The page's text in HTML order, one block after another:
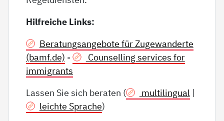
Hilfreiche Links:
Beratungsangebote für Zugewanderte
(bamf.de) -
Counselling services for
immigrants
Lassen Sie sich beraten (
multilingual |
leichte Sprache)